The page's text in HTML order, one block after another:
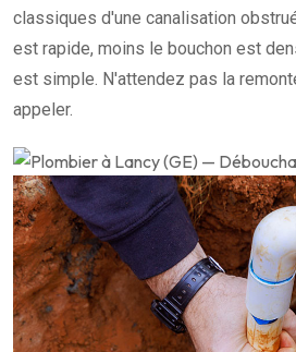
classiques d'une canalisation
est rapide, moins le bouchon est
est simple. N'attendez pas la
appeler.